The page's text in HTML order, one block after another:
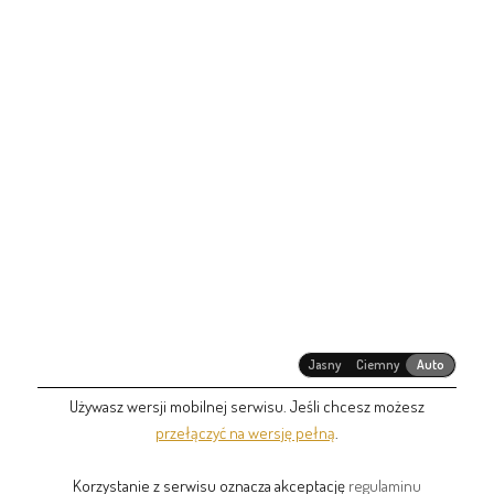
Jasny Ciemny Auto
Używasz wersji mobilnej serwisu. Jeśli chcesz możesz
przełączyć na wersję pełną
Korzystanie z serwisu oznacza akceptację regulaminu